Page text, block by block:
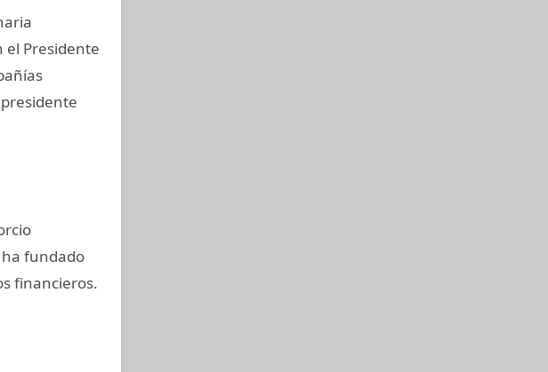
el Presidente
fundado
financieros.